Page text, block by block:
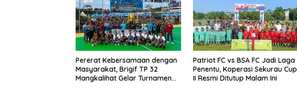
Pererat Kebersamaan dengan
Masyarakat, Brigif TP 32
Mangkalihat Gelar Turnamen
Patriot FC vs BSA FC Jadi Laga
Penentu, Koperasi Sekurau Cup
II Resmi Ditutup Malam Ini